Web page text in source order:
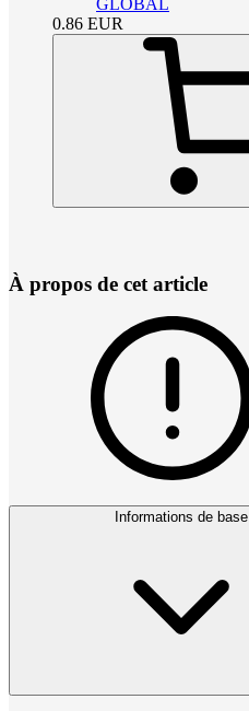
0.86 EUR
À propos de cet article
Informations de base